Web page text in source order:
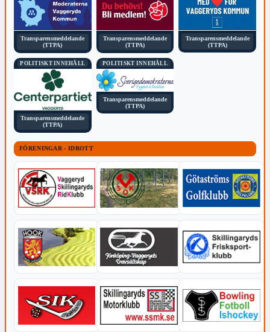
Transparensmeddelande
(TTPA)
Transparensmeddelande
(TTPA)
Transparensmeddelande
(TTPA)
POLITISKT INNEHÅLL
Transparensmeddelande
(TTPA)
POLITISKT INNEHÅLL
Transparensmeddelande
(TTPA)
FÖRENINGAR - IDROTT